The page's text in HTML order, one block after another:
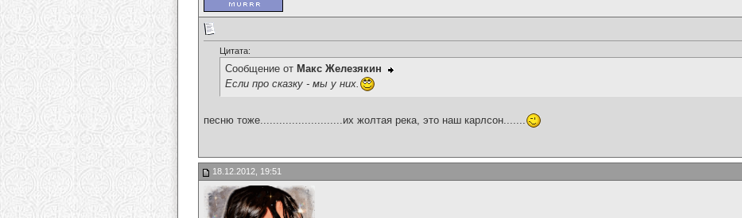
Цитата:
Сообщение от Макс Железякин
Если про сказку - мы у них.
песню тоже..........................их жолтая река, это наш карлсон.......
18.12.2012, 19:51